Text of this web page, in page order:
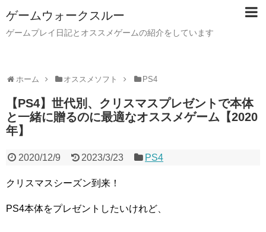
ゲームウォークスルー
ゲームプレイ日記とオススメゲームの紹介をしています
ホーム オススメソフト PS4
【PS4】世代別、クリスマスプレゼントで本体
と一緒に贈るのに最適なオススメゲーム【2020
年】
2020/12/9 2023/3/23 PS4
クリスマスシーズン到来！
PS4本体をプレゼントしたいけれど、